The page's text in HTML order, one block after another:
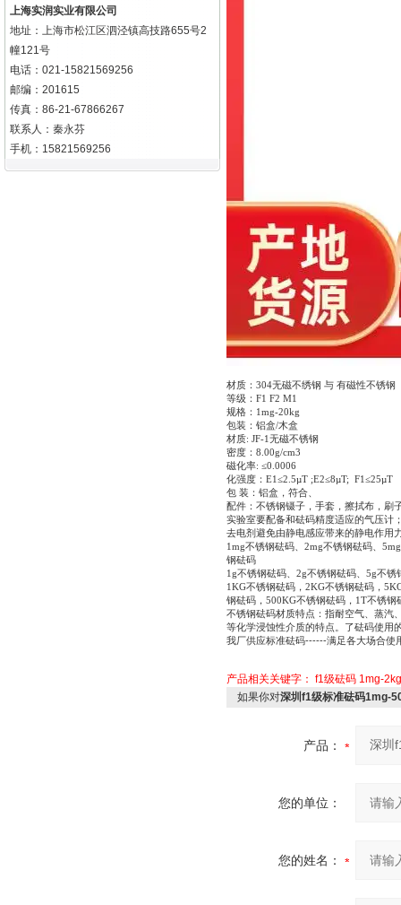
上海实润实业有限公司
地址：上海市松江区泗泾镇高技路655号2
幢121号
电话：021-15821569256
邮编：201615
传真：86-21-67866267
联系人：秦永芬
手机：15821569256
材质： 304无磁不绣钢 与 有磁性不锈钢
等级： F1 F2 M1
规格： 1mg-20kg
包装：铝盒/木盒
材质: JF-1无磁不锈钢
密度： 8.00g/cm3
磁化率: ≤0.0006
化强度： E1≤2.5µT ;E2≤8µT; F1≤25µT
包 装：铝盒，符合、
配件：不锈钢镊子，手套，擦拭布，刷
实验室要配备和砝码精度适应的气压计
去电剂避免由静电感应带来的静电作用
1mg不锈钢砝码、2mg不锈钢砝码、
钢砝码
1g不锈钢砝码、2g不锈钢砝码、5g不
1KG不锈钢砝码，2KG不锈钢砝码，
钢砝码，500KG不锈钢砝码，1T不锈钢
不锈钢砝码材质特点：指耐空气、蒸汽
等化学浸蚀性介质的特点。了砝码使用
我厂供应标准砝码------满足各大场合使
产品相关关键字： f1级砝码 1mg-
如果你对深圳f1级标准砝码1mg-
产品：
您的单位：
您的姓名：